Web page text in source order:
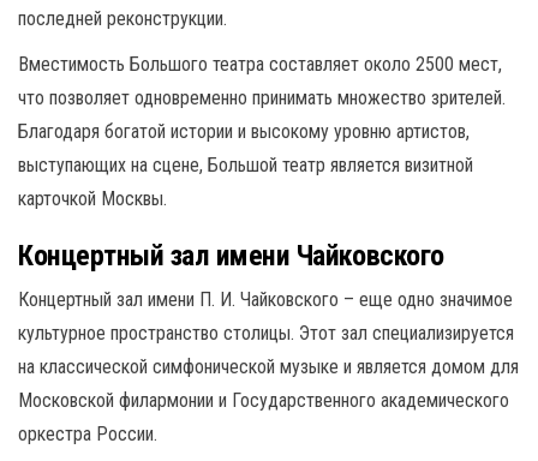
последней реконструкции.
Вместимость Большого театра составляет около 2500 мест,
что позволяет одновременно принимать множество зрителей.
Благодаря богатой истории и высокому уровню артистов,
выступающих на сцене, Большой театр является визитной
карточкой Москвы.
Концертный зал имени Чайковского
Концертный зал имени П. И. Чайковского – еще одно значимое
культурное пространство столицы. Этот зал специализируется
на классической симфонической музыке и является домом для
Московской филармонии и Государственного академического
оркестра России.